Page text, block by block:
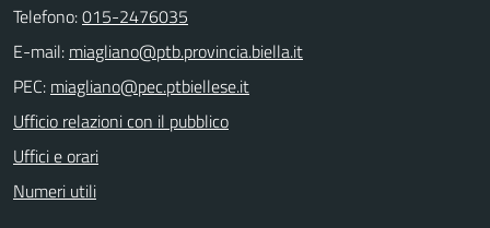
Telefono:015-2476035
E-mail:
PEC:
Ufficio relazioni con il pubblico
Uffici e orari
Numeri utili